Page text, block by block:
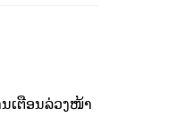
ເຕືອນລ່ວງໜ້າ